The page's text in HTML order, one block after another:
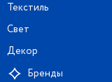
Текстиль
Свет
Декор
Бренды